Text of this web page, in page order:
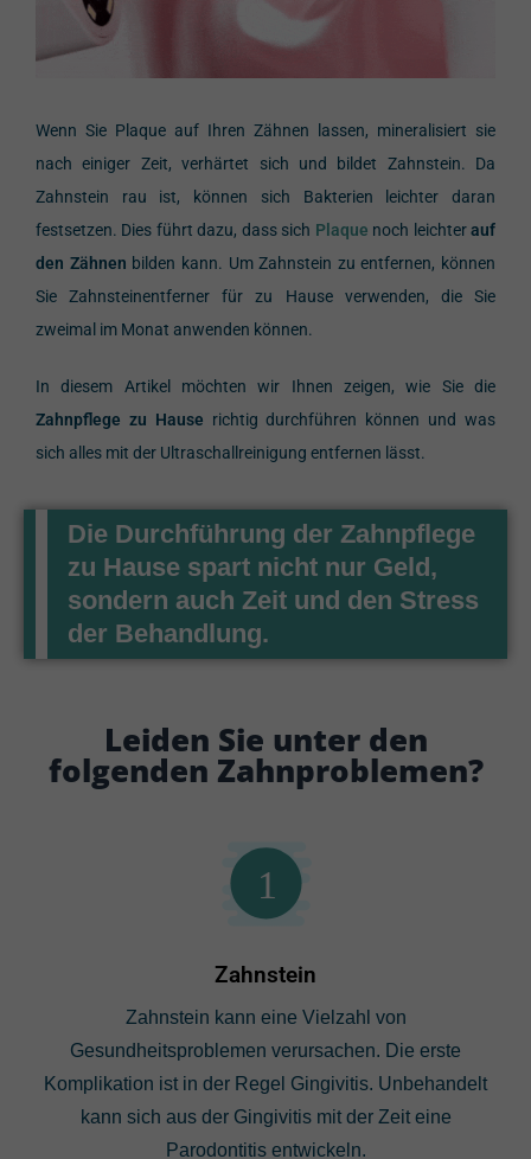
Wenn Sie Plaque auf Ihren Zähnen lassen, mineralisiert sie
nach einiger Zeit, verhärtet sich und bildet Zahnstein. Da
Zahnstein rau ist, können sich Bakterien leichter daran
festsetzen. Dies führt dazu, dass sich Plaque noch leichterauf
den Zähnen bilden kann. Um Zahnstein zu entfernen, können
Sie Zahnsteinentferner für zu Hause verwenden, die Sie
zweimal im Monat anwenden können.
In diesem Artikel möchten wir Ihnen zeigen, wie Sie die
Zahnpflege zu Hause richtig durchführen können und was
sich alles mit der Ultraschallreinigung entfernen lässt.
Die Durchführung der Zahnpflege
zu Hause spart nicht nur Geld,
sondern auch Zeit und den Stress
der Behandlung.
Leiden Sie unter den
folgenden Zahnproblemen?
1
Zahnstein
Zahnstein kann eine Vielzahl von
Gesundheitsproblemen verursachen. Die erste
Komplikation ist in der Regel Gingivitis. Unbehandelt
kann sich aus der Gingivitis mit der Zeit eine
Parodontitis entwickeln.